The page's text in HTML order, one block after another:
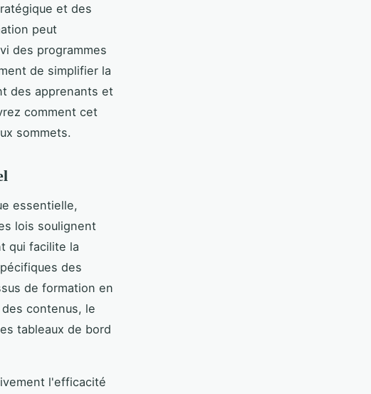
et des
peut
des programmes
de simplifier la
des apprenants et
comment cet
sommets.
essentielle,
lois soulignent
qui facilite la
des
de formation en
contenus, le
tableaux de bord
l'efficacité